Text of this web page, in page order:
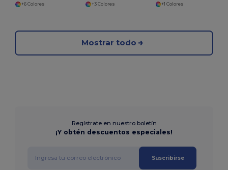
+6 Colores
+3 Colores
+1 Colores
Mostrar todo
Regístrate en nuestro boletín
¡Y obtén descuentos especiales!
Suscribirse